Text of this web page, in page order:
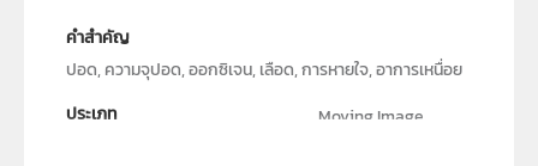
คำสำคัญ
ปอด, ความจุปอด, ออกซิเจน, เลือด, การหายใจ, อาการเหนื่อย
ประเภท
Moving Image